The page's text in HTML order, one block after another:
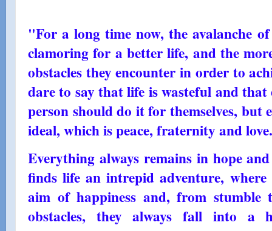
"For a long time now, the avalanche
clamoring for a better life, and the
obstacles they encounter in order to
dare to say that life is wasteful and that
person should do it for themselves, but
ideal, which is peace, fraternity and love.
Everything always remains in hope
finds life an intrepid adventure,
aim of happiness and, from
obstacles, they always fall into